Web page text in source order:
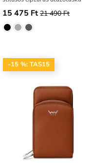
15 475 Ft 21 490 Ft
-15 %: TAS15